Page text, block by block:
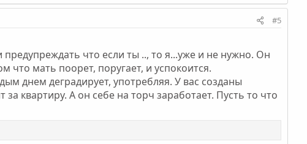
#5
что если ты .., то я...уже и не нужно. Он
что мать поорет, поругает, и успокоится.
днем деградирует, употребляя. У вас созданы
квартиру. А он себе на торч заработает. Пусть то что